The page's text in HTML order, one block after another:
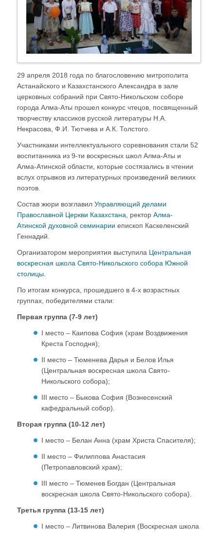
29 апреля 2018 года по благословению митрополита
Астанайского и Казахстанского Александра в зале
церковных собраний при Свято-Никольском соборе
города Алма-Аты прошел конкурс чтецов, посвященный
творчеству классиков русской литературы Н.А.
Некрасова, Ф.И. Тютчева и А.К. Толстого.
Участниками интеллектуального соревнования стали 52
воспитанника из 9-ти воскресных школ Алма-Аты и
Алма-Атинской области, которые состязались в чтении
вслух отрывков из литературных произведений великих
поэтов.
Состав жюри возглавил Управляющий делами
Православной Церкви Казахстана , ректор Алма-
Атинской духовной семинарии епископ Каскеленский
Геннадий.
Организатором мероприятия выступила Центральная
воскресная школа Свято-Никольского собора Южной
столицы
По итогам конкурса, прошедшего в 4-х возрастных
группах, победителями стали:
Первая группа (7-9 лет)
I место – Каипова София (храм Воздвижения
Креста Господня);
II место – Тюменева Дарья и Белов Илья
(Центральная воскресная школа Свято-
Никольского собора);
III место – Быкова София (Вознесенский
кафедральный собор).
Вторая группа (10-12 лет)
I место – Белан Анна (храм Христа Спасителя);
II место – Филиппова Анастасия
(Петропавловский храм);
III место – Тюменев Богдан (Центральная
воскресная школа Свято-Никольского собора).
Третья группа (13-15 лет)
I место – Литвинова Валерия (Воскресная школа